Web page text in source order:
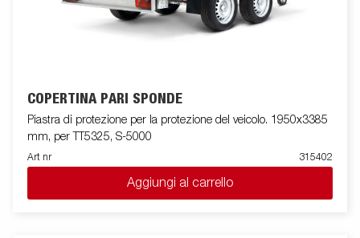
COPERTINA PARI SPONDE
Piastra di protezione per la protezione del veicolo. 1950x3385
mm, per TT5325, S-5000
Art nr 315402
Aggiungi al carrello